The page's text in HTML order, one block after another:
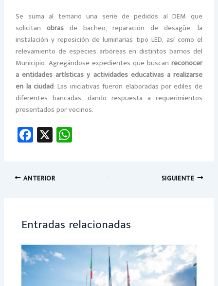
Se suma al temario una serie de pedidos al DEM que
solicitanobras de bacheo, reparación de desagüe, la
instalación y reposición de luminarias tipo LED, así como el
relevamiento de especies arbóreas en distintos barrios del
Municipio. Agregándose expedientes que buscan reconocer
a entidades artísticas y actividades educativas a realizarse
en la ciudad. Las iniciativas fueron elaboradas por ediles de
diferentes bancadas, dando respuesta a requerimientos
presentados por vecinos.
Fa
ce
o
X
ANTERIOR SIGUIENTE
Entradas relacionadas